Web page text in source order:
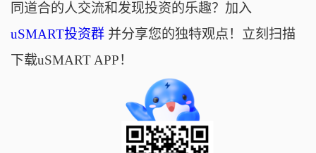
同道合的人交流和发现投资的乐趣？加入
uSMART投资群并分享您的独特观点！立刻扫描
下载uSMART APP！